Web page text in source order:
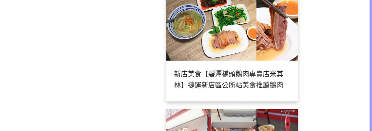
新店美食【碧潭橋頭鵝肉專賣店米其
林】捷運新店區公所站美食推薦鵝肉